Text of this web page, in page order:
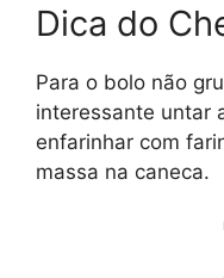
Dica do
Para o bolo não
interessante untar
enfarinhar com
massa na caneca.